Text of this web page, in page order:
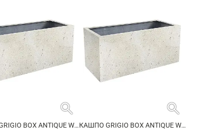
search
КАШПО GRIGIO BOX ANTIQUE WHITE
search
КАШПО GRIGIO BOX ANTIQUE WHITE